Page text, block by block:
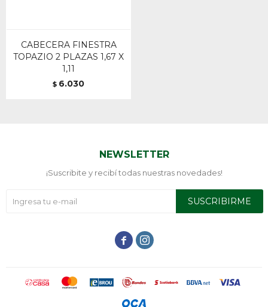
CABECERA FINESTRA
TOPAZIO 2 PLAZAS 1,67 X
1,11
$ 6.030
NEWSLETTER
¡Suscribite y recibí todas nuestras novedades!
SUSCRIBIRME
 